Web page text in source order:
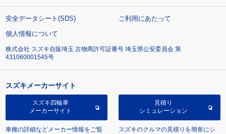
安全データシート(SDS)
ご利用にあたって
個人情報について
株式会社 スズキ自販埼玉 古物商許可証番号 埼玉県公安委員会 第
431060001545号
スズキメーカーサイト
スズキ四輪車
メーカーサイト
車種の詳細などメーカー情報をご覧
見積り
シミュレーション
スズキのクルマの見積りを簡単にシ